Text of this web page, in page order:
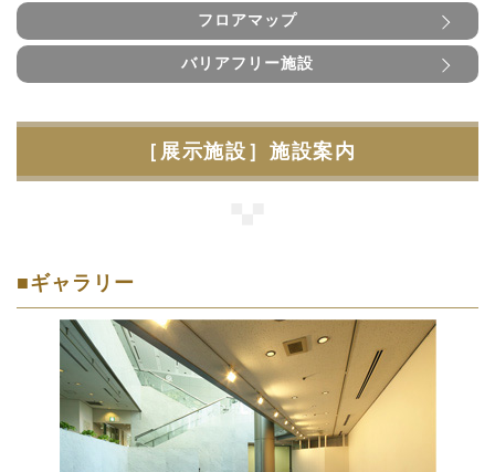
フロアマップ
バリアフリー施設
［展示施設］施設案内
■ギャラリー